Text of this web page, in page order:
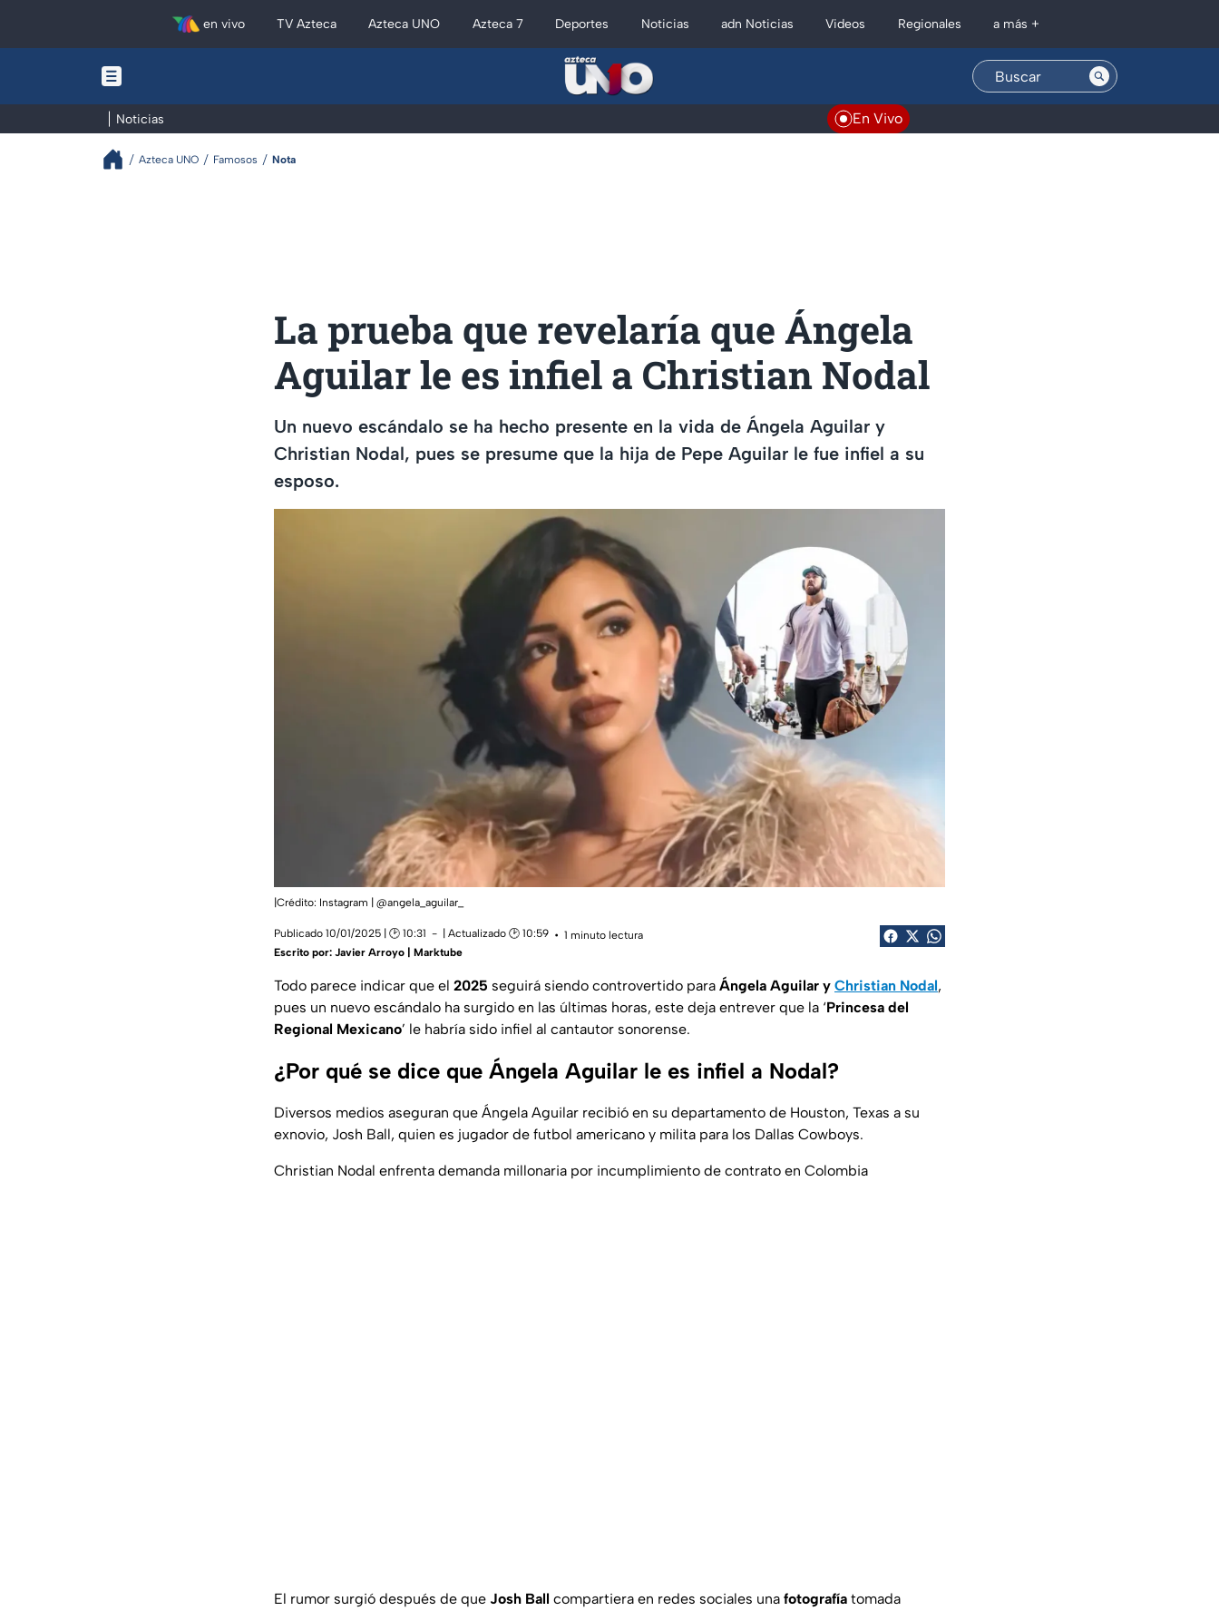
en vivo TV Azteca Azteca UNO Azteca 7 Deportes Noticias adn Noticias Videos Regionales a más +
Noticias En Vivo
Azteca UNO Famosos Nota
La prueba que revelaría que Ángela
Aguilar le es infiel a Christian Nodal
Un nuevo escándalo se ha hecho presente en la vida de Ángela Aguilar y
Christian Nodal, pues se presume que la hija de Pepe Aguilar le fue infiel a su
esposo.
|Crédito: Instagram | @angela_aguilar_
Publicado 10/01/2025 | 🕑 10:31 | Actualizado 🕑 10:59
1 minuto lectura
Escrito por: Javier Arroyo | Marktube
Todo parece indicar que el 2025 seguirá siendo controvertido para Ángela Aguilar y Christian Nodal,
pues un nuevo escándalo ha surgido en las últimas horas, este deja entrever que la ‘Princesa del
Regional Mexicano’ le habría sido infiel al cantautor sonorense.
¿Por qué se dice que Ángela Aguilar le es infiel a Nodal?
Diversos medios aseguran que Ángela Aguilar recibió en su departamento de Houston, Texas a su
exnovio, Josh Ball, quien es jugador de futbol americano y milita para los Dallas Cowboys.
Christian Nodal enfrenta demanda millonaria por incumplimiento de contrato en Colombia
El rumor surgió después de que Josh Ball compartiera en redes sociales una fotografía tomada